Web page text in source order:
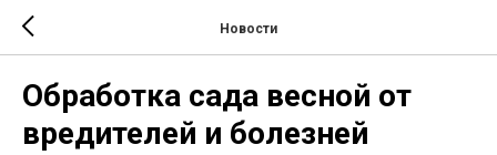
Новости
Обработка сада весной от
вредителей и болезней